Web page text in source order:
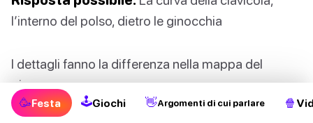
l’interno del polso, dietro le ginocchia
I dettagli fanno la differenza nella mappa del
piacere.
🥳Festa 🕹Giochi 👋Argomenti di cui parlare 🍿